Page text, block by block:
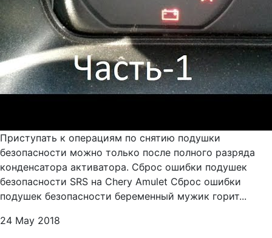
Приступать к операциям по снятию подушки
безопасности можно только после полного разряда
конденсатора активатора. Сброс ошибки подушек
безопасности SRS на Chery Amulet Сброс ошибки
подушек безопасности беременный мужик горит...
24 May 2018